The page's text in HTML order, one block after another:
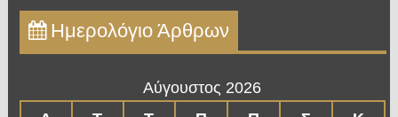
Ημερολόγιο Άρθρων
Αύγουστος 2026